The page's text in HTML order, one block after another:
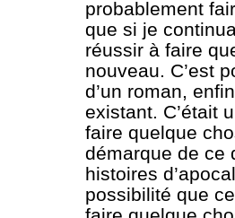
probablement
que si je
réussir à faire
nouveau. C’est
d’un roman,
existant. C’était
faire quelque
démarque de ce
histoires
possibilité que